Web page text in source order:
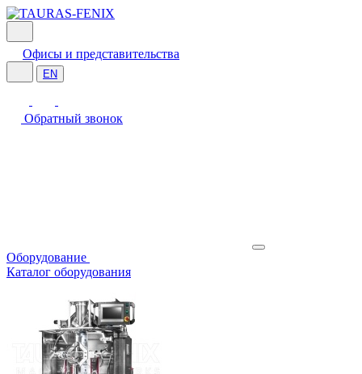
Офисы и представительства
EN
Обратный звонок
Оборудование
Каталог оборудования